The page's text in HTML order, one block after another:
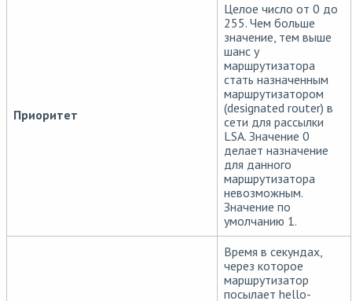
Приоритет
Целое число от 0 до
255. Чем больше
значение, тем выше
шанс у
маршрутизатора
стать назначенным
маршрутизатором
(designated router) в
сети для рассылки
LSA. Значение 0
делает назначение
для данного
маршрутизатора
невозможным.
Значение по
умолчанию 1.
Время в секундах,
через которое
маршрутизатор
посылает hello-